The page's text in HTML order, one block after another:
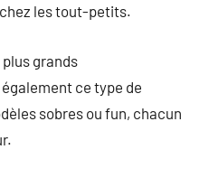
les tout-petits.
grands
ce type de
sobres ou fun, chacun